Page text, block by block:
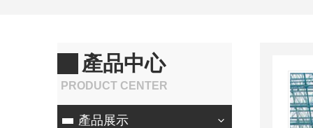
產品中心
PRODUCT CENTER
產品展示